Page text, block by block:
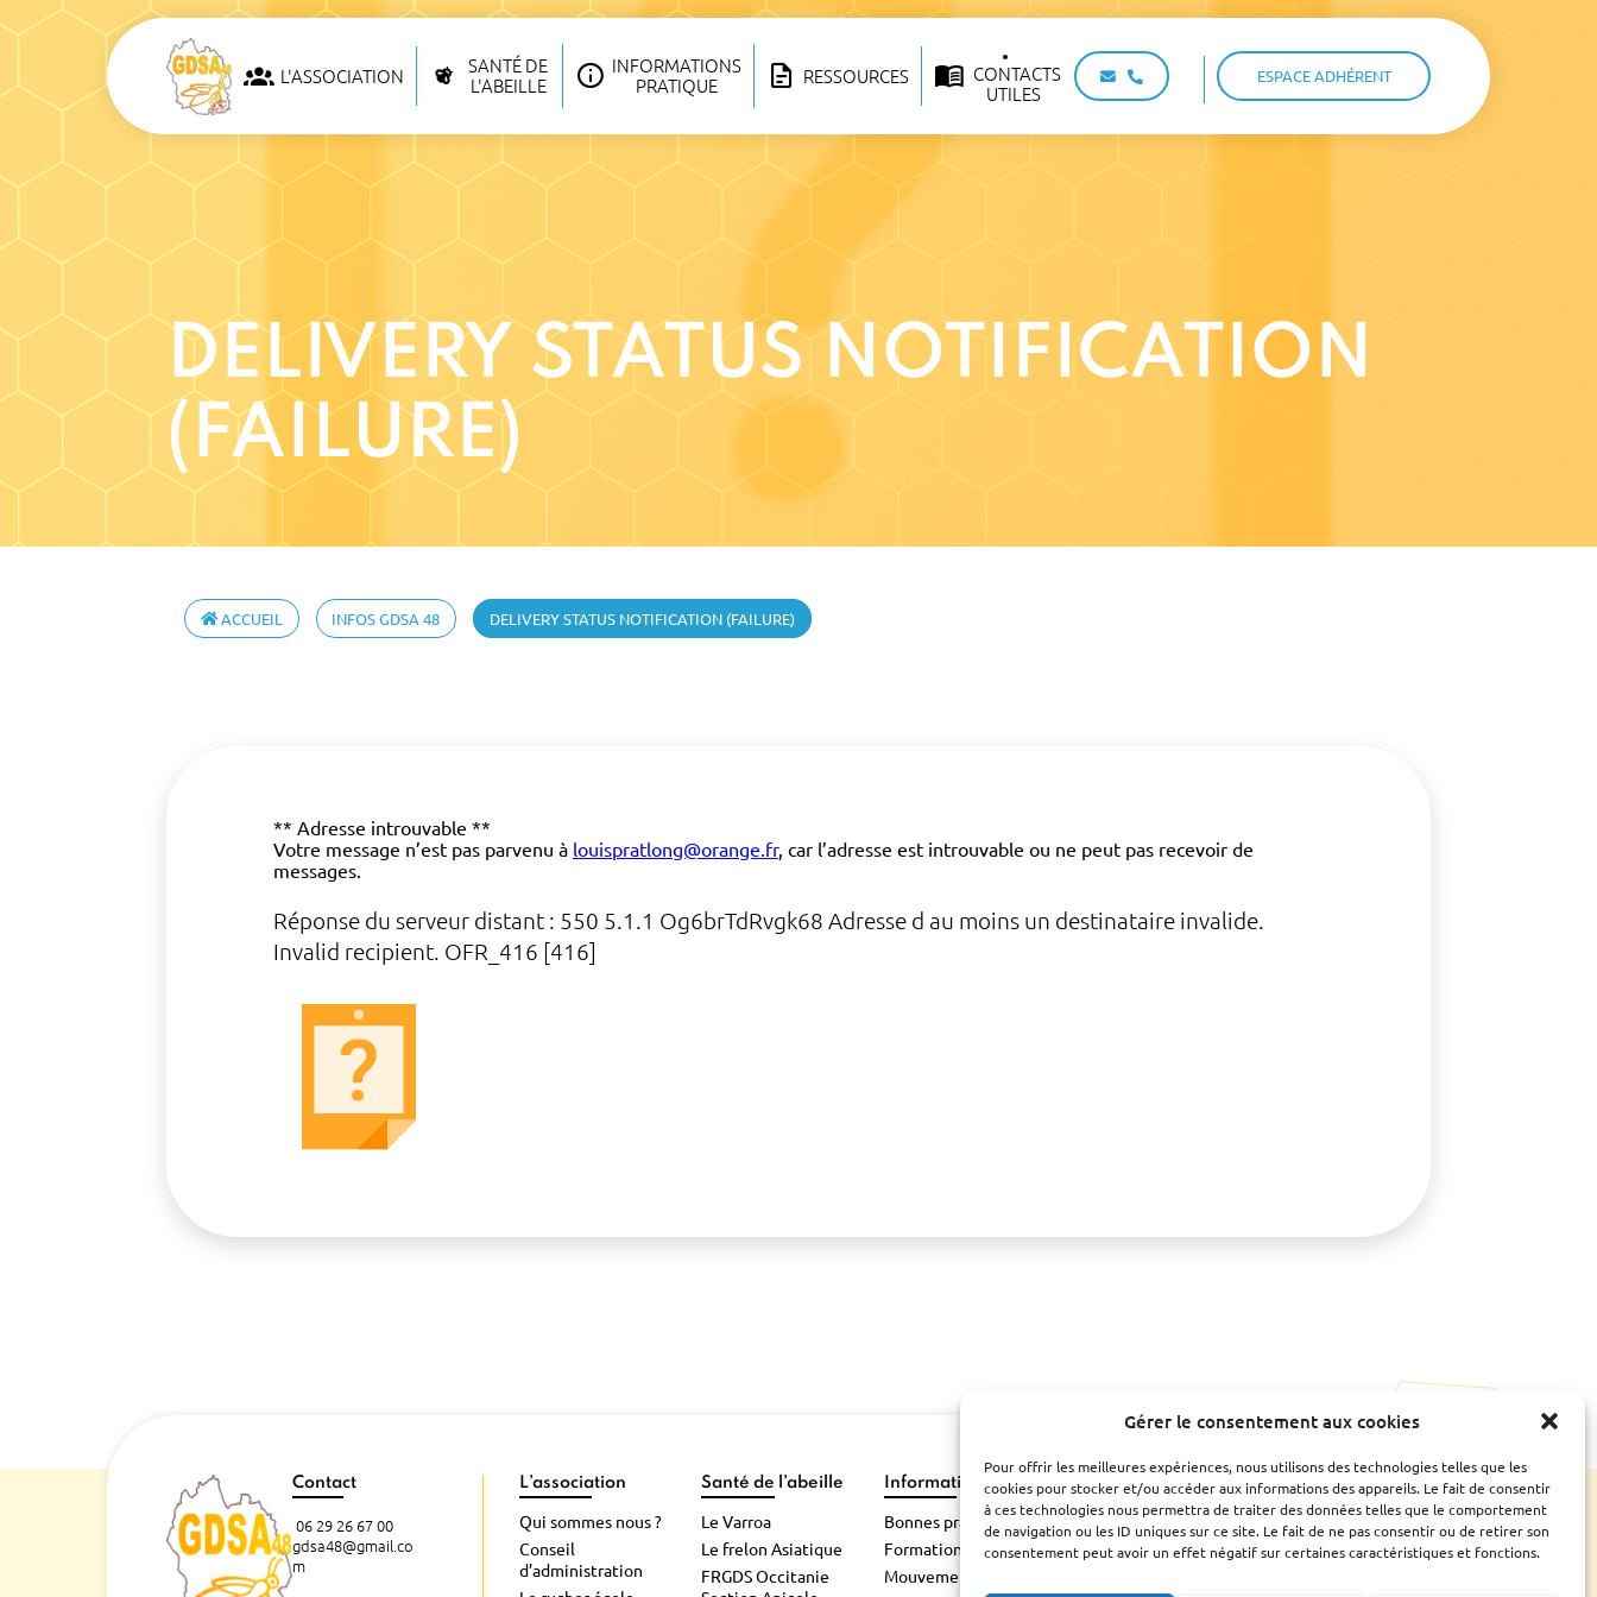
Gérer le consentement aux cookies
Pour offrir les meilleures expériences, nous utilisons des technologies telles que les
cookies pour stocker et/ou accéder aux informations des appareils. Le fait de consentir
à ces technologies nous permettra de traiter des données telles que le comportement
de navigation ou les ID uniques sur ce site. Le fait de ne pas consentir ou de retirer son
consentement peut avoir un effet négatif sur certaines caractéristiques et fonctions.
L'ASSOCIATION
SANTÉ DE
L'ABEILLE
INFORMATIONS
PRATIQUE
RESSOURCES
CONTACTS
UTILES
ESPACE ADHÉRENT
DELIVERY STATUS NOTIFICATION
(FAILURE)
ACCUEIL INFOS GDSA 48 DELIVERY STATUS NOTIFICATION (FAILURE)
** Adresse introuvable **
Votre message n’est pas parvenu à louispratlong@orange.fr, car l’adresse est introuvable ou ne peut pas recevoir de
messages.
Réponse du serveur distant : 550 5.1.1 Og6brTdRvgk68 Adresse d au moins un destinataire invalide.
Invalid recipient. OFR_416 [416]
Contact
06 29 26 67 00
gdsa48@gmail.co
m
L’association
Qui sommes nous ?
Conseil
d’administration
Santé de l’abeille
Le Varroa
Le frelon Asiatique
FRGDS Occitanie
Informations pratique
Bonnes pratiques
Formations
Mouvements d’abeilles
Ressources
Bilan
Assemblée générale
CONTACTS UTILES
ESPACE ADHÉRENT